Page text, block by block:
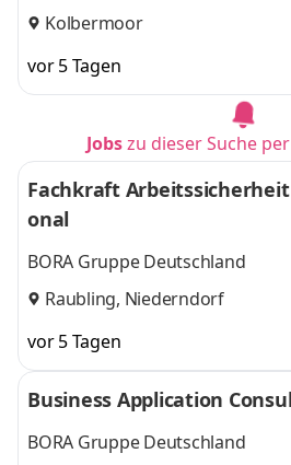
Kolbermoor
vor 5 Tagen
Jobszu dieser Suche
Fachkraft
onal
BORA Gruppe Deutschland
Raubling, Niederndorf
vor 5 Tagen
Business Application
BORA Gruppe Deutschland